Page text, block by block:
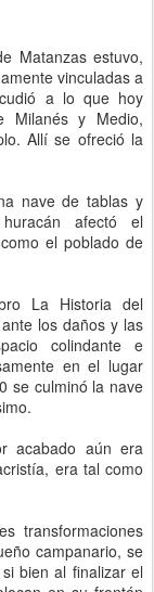
Matanzas estuvo,
vinculadas a
a lo que hoy
Milanés y Medio,
Allí se ofreció la
nave de tablas y
afectó el
el poblado de
La Historia del
los daños y las
colindante e
en el lugar
se culminó la nave
acabado aún era
era tal como
transformaciones
campanario, se
bien al finalizar el